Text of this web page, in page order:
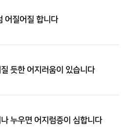
어질어질 합니다
듯한 어지러움이 있습니다
누우면 어지럼증이 심합니다